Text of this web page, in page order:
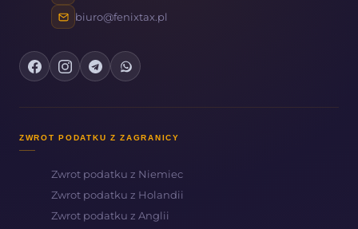
biuro@fenixtax.pl
ZWROT PODATKU Z ZAGRANICY
Zwrot podatku z Niemiec
Zwrot podatku z Holandii
Zwrot podatku z Anglii